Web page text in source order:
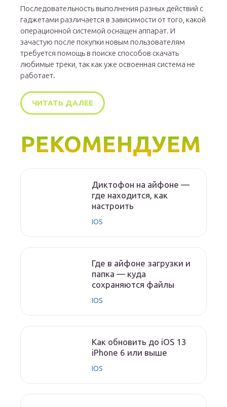
Последовательность выполнения разных действий с
гаджетами различается в зависимости от того, какой
операционной системой оснащен аппарат. И
зачастую после покупки новым пользователям
требуется помощь в поиске способов скачать
любимые треки, так как уже освоенная система не
работает.
ЧИТАТЬ ДАЛЕЕ
РЕКОМЕНДУЕМ
Диктофон на айфоне —
где находится, как
настроить
IOS
Где в айфоне загрузки и
папка — куда
сохраняются файлы
IOS
Как обновить до iOS 13
iPhone 6 или выше
IOS